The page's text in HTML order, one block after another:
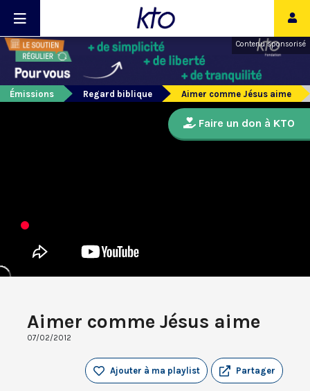
Contenu sponsorisé
Émissions Regard biblique Aimer comme Jésus aime
Aimer comme Jésus aime
07/02/2012
Partager
Ajouter à ma playlist
Faire un don à KTO